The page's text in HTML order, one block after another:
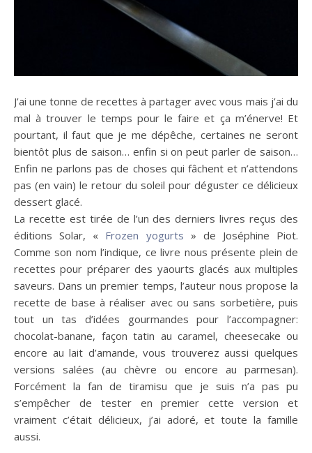
J’ai une tonne de recettes à partager avec vous mais j’ai du
mal à trouver le temps pour le faire et ça m’énerve! Et
pourtant, il faut que je me dépêche, certaines ne seront
bientôt plus de saison… enfin si on peut parler de saison…
Enfin ne parlons pas de choses qui fâchent et n’attendons
pas (en vain) le retour du soleil pour déguster ce délicieux
dessert glacé.
La recette est tirée de l’un des derniers livres reçus des
éditions Solar, « Frozen yogurts » de Joséphine Piot.
Comme son nom l’indique, ce livre nous présente plein de
recettes pour préparer des yaourts glacés aux multiples
saveurs. Dans un premier temps, l’auteur nous propose la
recette de base à réaliser avec ou sans sorbetière, puis
tout un tas d’idées gourmandes pour l’accompagner:
chocolat-banane, façon tatin au caramel, cheesecake ou
encore au lait d’amande, vous trouverez aussi quelques
versions salées (au chèvre ou encore au parmesan).
Forcément la fan de tiramisu que je suis n’a pas pu
s’empêcher de tester en premier cette version et
vraiment c’était délicieux, j’ai adoré, et toute la famille
aussi.